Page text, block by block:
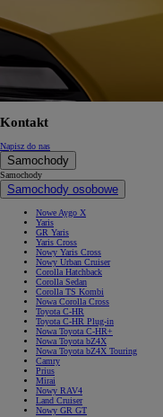
Kontakt
Napisz do nas
Samochody
Samochody
Samochody osobowe
Nowe Aygo X
Yaris
GR Yaris
Yaris Cross
Nowy Yaris Cross
Nowy Urban Cruiser
Corolla Hatchback
Corolla Sedan
Corolla TS Kombi
Nowa Corolla Cross
Toyota C-HR
Toyota C-HR Plug-in
Nowa Toyota C-HR+
Nowa Toyota bZ4X
Nowa Toyota bZ4X Touring
Camry
Prius
Mirai
Nowy RAV4
Land Cruiser
Nowy GR GT